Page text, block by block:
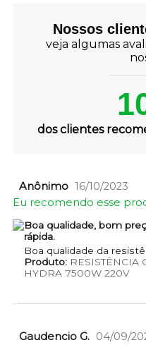
Nossos
veja algumas
dos clientes
Anônimo 16/10/2023
Eu recomendo esse
Boa qualidade, bom
rápida.
Boa qualidade da
Produto:RESISTÊNCIA
HYDRA 7500W 220V
Gaudencio G. 04/09/